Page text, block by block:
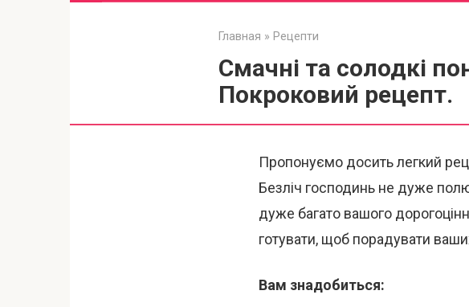
Главная » Рецепти
Смачні та солодкі
Покроковий рецепт.
Пропонуємо досить легкий
Безліч господинь не дуже
дуже багато вашого
готувати, щоб порадувати
Вам знадобиться: